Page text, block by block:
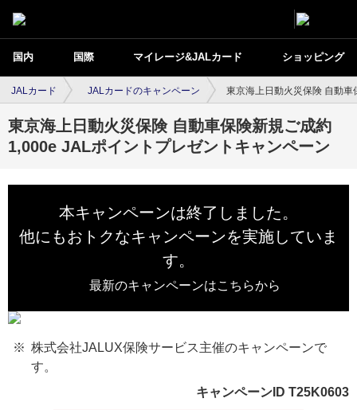
国内 国際 マイレージ&JALカード ショッピング
JALカード JALカードのキャンペーン 東京海上日動火災保険 自動
東京海上日動火災保険 自動車保険新規ご成約
1,000e JALポイントプレゼントキャンペーン
本キャンペーンは終了しました。
他にもおトクなキャンペーンを実施していま
す。
最新のキャンペーンはこちらから
株式会社JALUX保険サービス主催のキャンペーンで
す。
キャンペーンID T25K0603